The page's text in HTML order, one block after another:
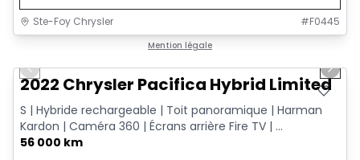
Ste-Foy Chrysler #F0445
Mention légale
Previous slide Next
2022 Chrysler Pacifica Hybrid Limited
S | Hybride rechargeable | Toit panoramique | Harman
Kardon | Caméra 360 | Écrans arrière Fire TV | ...
56 000 km